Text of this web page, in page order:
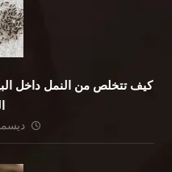
كيف تتخلص من النمل داخل
ديسمبر 2,